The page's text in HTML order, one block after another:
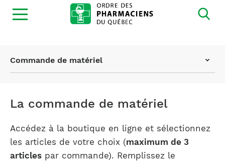
Ouvrir
la
Page
Commande de matériel
La commande de matériel
Accédez à la boutique en ligne et sélectionnez
les articles de votre choix (maximum de 3
articles par commande). Remplissez le